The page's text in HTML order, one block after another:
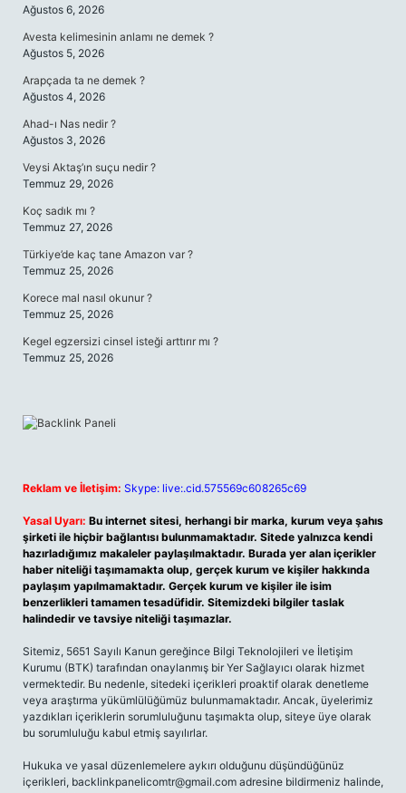
Ağustos 6, 2026
Avesta kelimesinin anlamı ne demek ?
Ağustos 5, 2026
Arapçada ta ne demek ?
Ağustos 4, 2026
Ahad-ı Nas nedir ?
Ağustos 3, 2026
Veysi Aktaş’ın suçu nedir ?
Temmuz 29, 2026
Koç sadık mı ?
Temmuz 27, 2026
Türkiye’de kaç tane Amazon var ?
Temmuz 25, 2026
Korece mal nasıl okunur ?
Temmuz 25, 2026
Kegel egzersizi cinsel isteği arttırır mı ?
Temmuz 25, 2026
Reklam ve İletişim: Skype: live:.cid.575569c608265c69
Yasal Uyarı: Bu internet sitesi, herhangi bir marka, kurum veya şahıs
şirketi ile hiçbir bağlantısı bulunmamaktadır. Sitede yalnızca kendi
hazırladığımız makaleler paylaşılmaktadır. Burada yer alan içerikler
haber niteliği taşımamakta olup, gerçek kurum ve kişiler hakkında
paylaşım yapılmamaktadır. Gerçek kurum ve kişiler ile isim
benzerlikleri tamamen tesadüfidir. Sitemizdeki bilgiler taslak
halindedir ve tavsiye niteliği taşımazlar.
Sitemiz, 5651 Sayılı Kanun gereğince Bilgi Teknolojileri ve İletişim
Kurumu (BTK) tarafından onaylanmış bir Yer Sağlayıcı olarak hizmet
vermektedir. Bu nedenle, sitedeki içerikleri proaktif olarak denetleme
veya araştırma yükümlülüğümüz bulunmamaktadır. Ancak, üyelerimiz
yazdıkları içeriklerin sorumluluğunu taşımakta olup, siteye üye olarak
bu sorumluluğu kabul etmiş sayılırlar.
Hukuka ve yasal düzenlemelere aykırı olduğunu düşündüğünüz
içerikleri, backlinkpanelicomtr@gmail.com adresine bildirmeniz halinde,